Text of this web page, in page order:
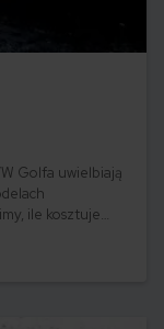
Golfa uwielbiają
ile kosztuje